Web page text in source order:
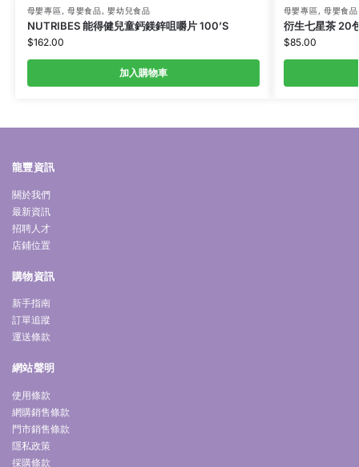
母嬰專區, 母嬰食品,嬰幼兒食品
NUTRIBES 能得健兒童鈣鎂鋅咀嚼片 100’S
$162.00
加入購物車
母嬰專區, 母嬰食品
衍生七星茶 20
$85.00
龍豐資訊
關於我們
最新資訊
招聘人才
店鋪位置
購物資訊
新手指南
訂單追蹤
運送條款
網站聲明
使用條款
網購銷售條款
門市銷售條款
隱私政策
採購條款